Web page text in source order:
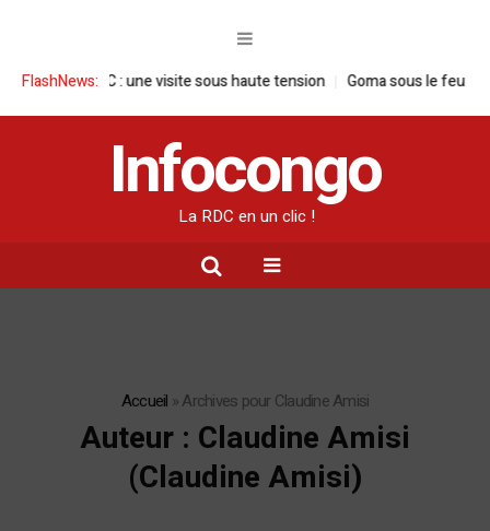
FlashNews:
: une visite sous haute tension Goma sous le feu : la situation
Infocongo
La RDC en un clic !
Accueil »Archives pour Claudine Amisi
Auteur : Claudine Amisi
(Claudine Amisi)